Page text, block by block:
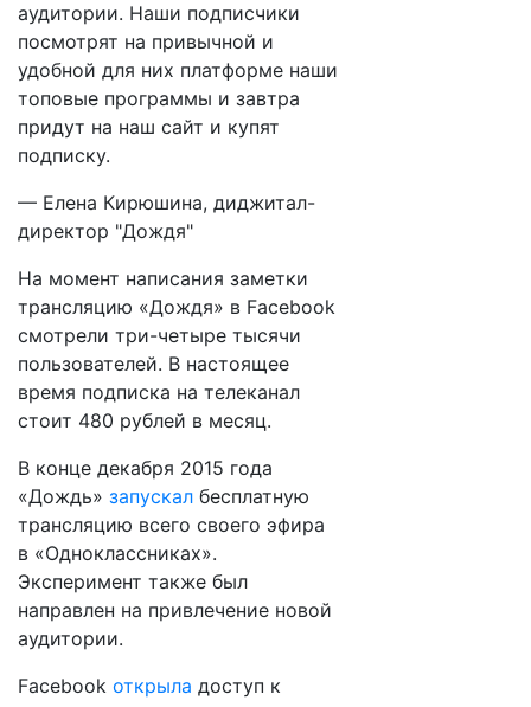
аудитории. Наши подписчики
посмотрят на привычной и
удобной для них платформе наши
топовые программы и завтра
придут на наш сайт и купят
подписку.
— Елена Кирюшина, диджитал-
директор "Дождя"
На момент написания заметки
трансляцию «Дождя» в Facebook
смотрели три-четыре тысячи
пользователей. В настоящее
время подписка на телеканал
стоит 480 рублей в месяц.
В конце декабря 2015 года
«Дождь» запускал бесплатную
трансляцию всего своего эфира
в «Одноклассниках».
Эксперимент также был
направлен на привлечение новой
аудитории.
Facebook открыла доступ к